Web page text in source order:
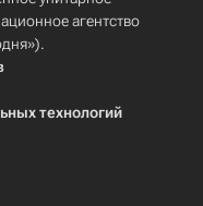
агентство
технологий